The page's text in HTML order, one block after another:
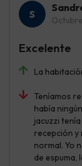
La
Teníamos
había
jacuzzi
recepción y
normal. Yo
de espuma,
Excelente